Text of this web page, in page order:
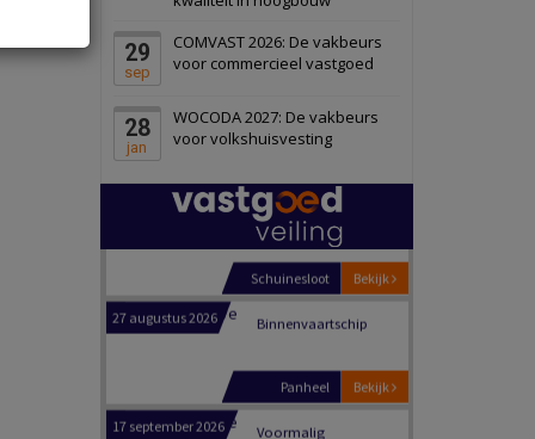
29
sep
COMVAST 2026: De vakbeurs
voor commercieel vastgoed
28
jan
WOCODA 2027: De vakbeurs
voor volkshuisvesting
Schiedam
22 september 2026 Attractiepark
Bekijk
Oranje
28 september 2026
bedrijventerrein
Schuinesloot
Binnenvaartschip
Voormalig
politiebureau